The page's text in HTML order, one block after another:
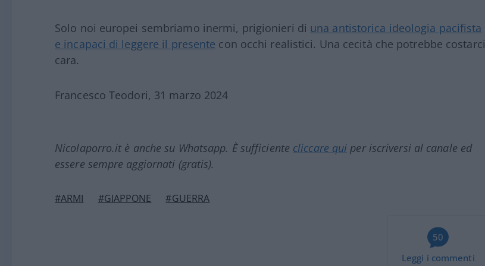
Solo noi europei sembriamo inermi, prigionieri di una antistorica ideologia pacifista
e incapaci di leggere il presente con occhi realistici. Una cecità che potrebbe costarci
cara.
Francesco Teodori, 31 marzo 2024
Nicolaporro.it è anche su Whatsapp. È sufficiente cliccare qui per iscriversi al canale ed
essere sempre aggiornati (gratis).
#ARMI #GIAPPONE #GUERRA
50
Leggi i commenti